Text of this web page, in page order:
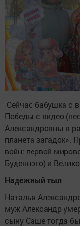
Сейчас бабушка с
Победы с видео
Александровны в
планета загадок».
войн: первой
Буденного) и
Надежный тыл
Наталья
муж Александр
сыну Саше тогда